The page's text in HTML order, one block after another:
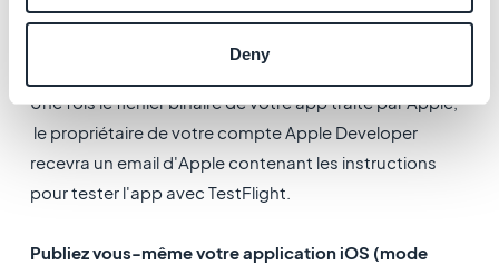
Deny
3. L'équipe GoodBarber prendra en charge la
Une fois le fichier binaire de votre app traité par Apple,
le propriétaire de votre compte Apple Developer
recevra un email d'Apple contenant les instructions
pour tester l'app avec TestFlight.
Publiez vous-même votre application iOS (mode